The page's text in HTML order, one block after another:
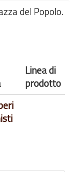
del Popolo.
Linea di
prodotto